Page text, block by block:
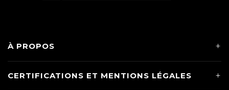
À PROPOS
CERTIFICATIONS ET MENTIONS LÉGALES